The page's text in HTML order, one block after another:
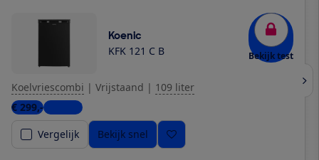
Koenic
KFK 121 C B Bekijk test
Koelvriescombi | Vrijstaand | 109 liter
€ 299,-1 winkel
Vergelijk
Bekijk snel